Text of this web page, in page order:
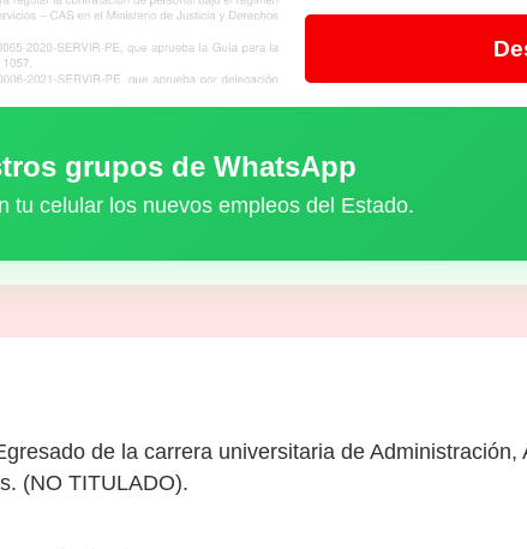
grupos de WhatsApp
tu celular los nuevos empleos del Estado.
de la carrera universitaria de
(NO TITULADO).